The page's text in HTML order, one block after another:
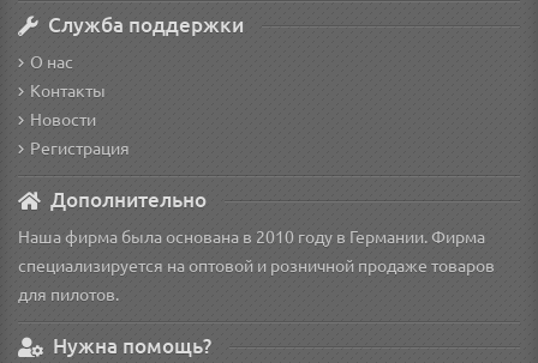
Служба поддержки
О нас
Контакты
Новости
Регистрация
Дополнительно
Наша фирма была основана в 2010 году в Германии. Фирма
специализируется на оптовой и розничной продаже товаров
для пилотов.
Нужна помощь?